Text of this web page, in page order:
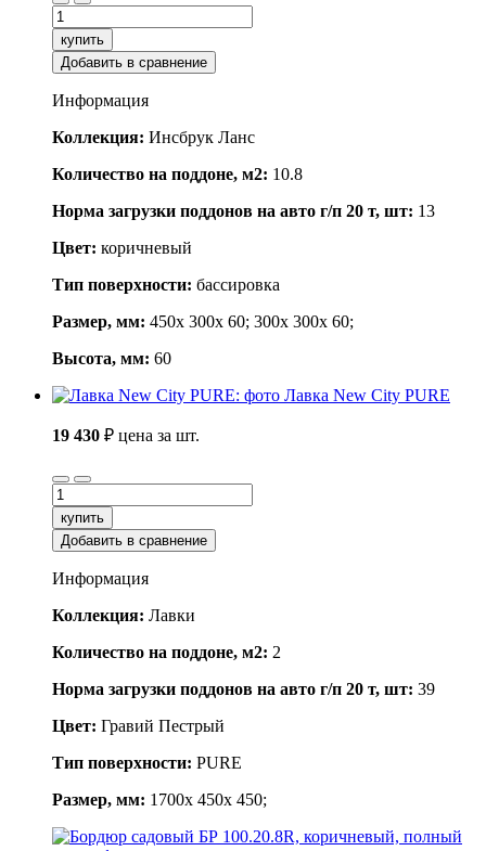
купить
Добавить в сравнение
Информация
Коллекция: Инсбрук Ланс
Количество на поддоне, м2: 10.8
Норма загрузки поддонов на авто г/п 20 т, шт: 13
Цвет: коричневый
Тип поверхности: бассировка
Размер, мм: 450x 300x 60; 300x 300x 60;
Высота, мм: 60
Лавка New City PURE
19 430 ₽ цена за шт.
купить
Добавить в сравнение
Информация
Коллекция: Лавки
Количество на поддоне, м2: 2
Норма загрузки поддонов на авто г/п 20 т, шт: 39
Цвет: Гравий Пестрый
Тип поверхности: PURE
Размер, мм: 1700x 450x 450;